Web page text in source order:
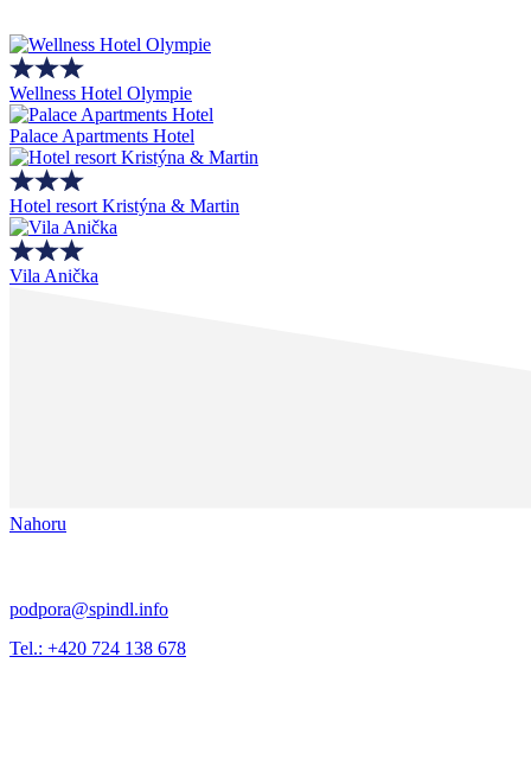
Wellness Hotel Olympie
Palace Apartments Hotel
Hotel resort Kristýna & Martin
Vila Anička
Nahoru
podpora@spindl.info
Tel.: +420 724 138 678